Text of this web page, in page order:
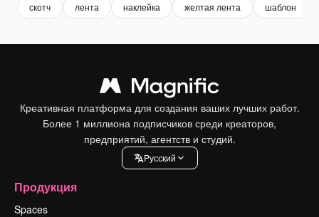
скотч лента наклейка желтая лента шаблон
Креативная платформа для создания ваших лучших работ.
Более 1 миллиона подписчиков среди креаторов,
предприятий, агентств и студий.
Pусский
Продукция
Spaces